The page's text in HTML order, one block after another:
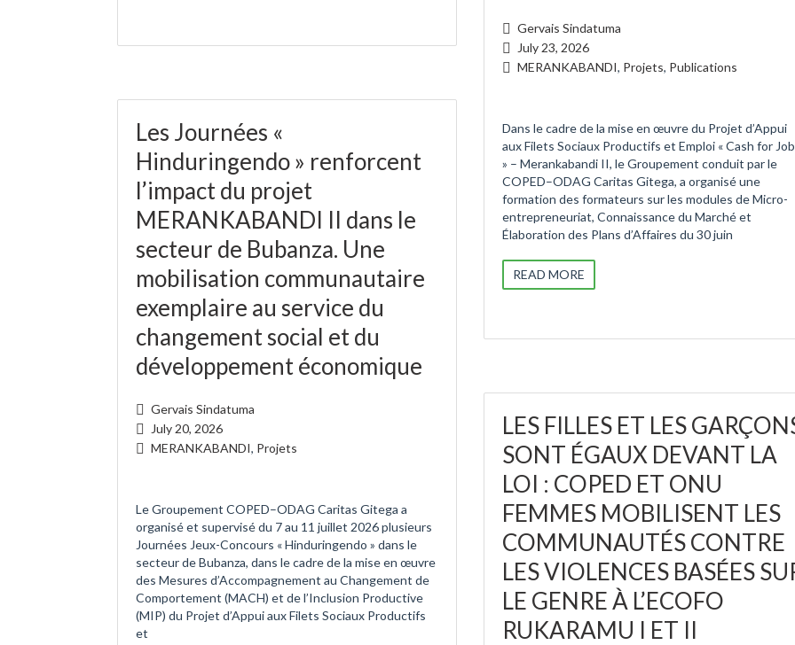
Gervais Sindatuma
July 23, 2026
MERANKABANDI, Projets, Publications
Dans le cadre de la mise en œuvre du Projet d’Appui
aux Filets Sociaux Productifs et Emploi « Cash for
» – Merankabandi II, le Groupement conduit par le
COPED–ODAG Caritas Gitega, a organisé une
formation des formateurs sur les modules de Micro-
entrepreneuriat, Connaissance du Marché et
Élaboration des Plans d’Affaires du 30 juin
READ MORE
Les Journées «
Hinduringendo » renforcent
l’impact du projet
MERANKABANDI II dans le
secteur de Bubanza. Une
mobilisation communautaire
exemplaire au service du
changement social et du
développement économique
Gervais Sindatuma
July 20, 2026
MERANKABANDI, Projets
Le Groupement COPED–ODAG Caritas Gitega a
organisé et supervisé du 7 au 11 juillet 2026 plusieurs
Journées Jeux-Concours « Hinduringendo » dans le
secteur de Bubanza, dans le cadre de la mise en œuvre
des Mesures d’Accompagnement au Changement de
Comportement (MACH) et de l’Inclusion Productive
(MIP) du Projet d’Appui aux Filets Sociaux Productifs
et
LES FILLES ET LES
SONT ÉGAUX DEVANT LA
LOI : COPED ET ONU
FEMMES MOBILISENT LES
COMMUNAUTÉS CONTRE
LES VIOLENCES BASÉES
LE GENRE À L’ECOFO
RUKARAMU I ET II